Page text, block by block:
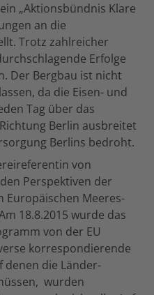
„Aktionsbündnis Klare
an die
Trotz zahlreicher
Erfolge
Der Bergbau ist nicht
da die Eisen- und
Tag über das
Berlin ausbreitet
Berlins bedroht.
von
Perspektiven der
Europäischen Meeres-
18.8.2015 wurde das
von der EU
korrespondierende
denen die Länder-
wurden